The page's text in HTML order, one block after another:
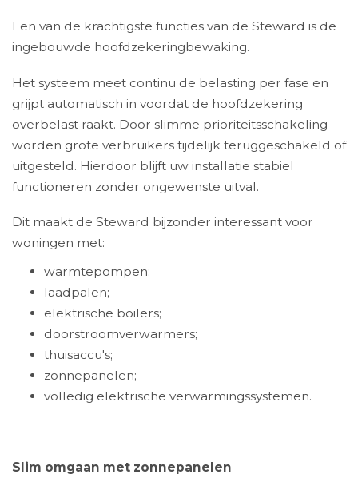
Een van de krachtigste functies van de Steward is de
ingebouwde hoofdzekeringbewaking.
Het systeem meet continu de belasting per fase en
grijpt automatisch in voordat de hoofdzekering
overbelast raakt. Door slimme prioriteitsschakeling
worden grote verbruikers tijdelijk teruggeschakeld of
uitgesteld. Hierdoor blijft uw installatie stabiel
functioneren zonder ongewenste uitval.
Dit maakt de Steward bijzonder interessant voor
woningen met:
warmtepompen;
laadpalen;
elektrische boilers;
doorstroomverwarmers;
thuisaccu's;
zonnepanelen;
volledig elektrische verwarmingssystemen.
Slim omgaan met zonnepanelen